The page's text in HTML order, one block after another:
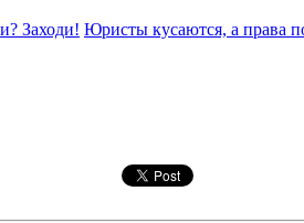
Заходи! Юристы кусаются, а права